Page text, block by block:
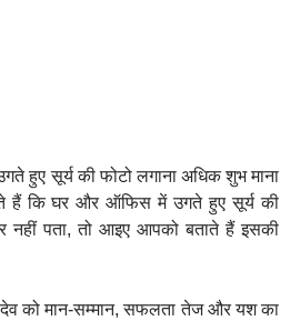
हुए सूर्य की फोटो लगाना अधिक शुभ माना
हैं कि घर और ऑफिस में उगते हुए सूर्य की
नहीं पता, तो आइए आपको बताते हैं इसकी
देव को मान-सम्मान, सफलता तेज और यश का